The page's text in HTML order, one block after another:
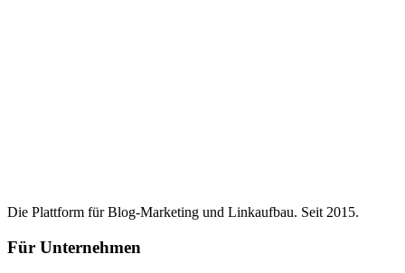
Die Plattform für Blog-Marketing und Linkaufbau. Seit 2015.
Für Unternehmen